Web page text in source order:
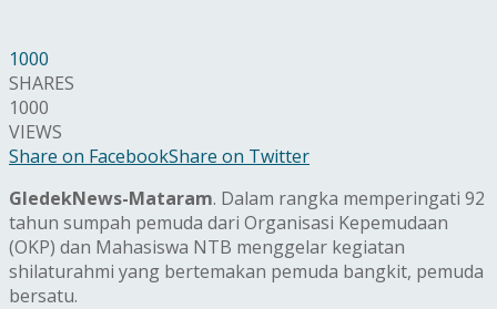
1000
SHARES
1000
VIEWS
Share on FacebookShare on Twitter
GledekNews-Mataram. Dalam rangka memperingati 92
tahun sumpah pemuda dari Organisasi Kepemudaan
(OKP) dan Mahasiswa NTB menggelar kegiatan
shilaturahmi yang bertemakan pemuda bangkit, pemuda
bersatu.